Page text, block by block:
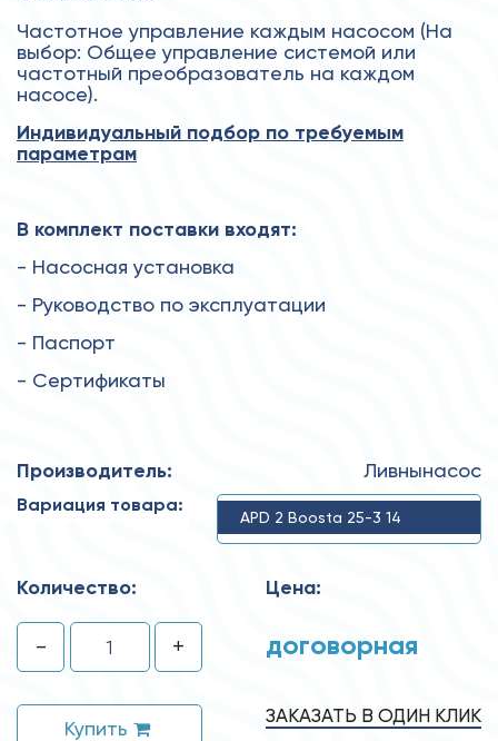
Частотное управление каждым насосом (На
выбор: Общее управление системой или
частотный преобразователь на каждом
насосе).
Индивидуальный подбор по требуемым
параметрам
В комплект поставки входят:
- Насосная установка
- Руководство по эксплуатации
- Паспорт
- Сертификаты
Производитель: Ливнынасос
Вариация товара:
APD 2 Boosta 25-3 14
Количество:
- +
Купить
Цена:
договорная
ЗАКАЗАТЬ В ОДИН КЛИК